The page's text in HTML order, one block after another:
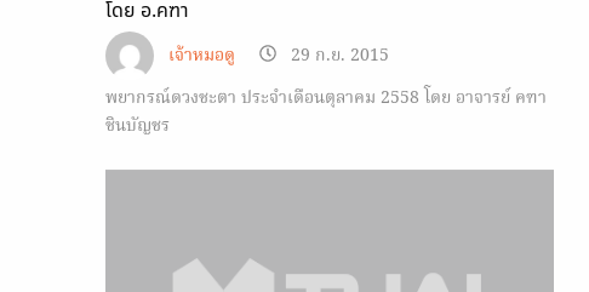
โดย อ.คฑา
เจ้าหมอดู
29 ก.ย. 2015
พยากรณ์ดวงชะตา ประจำเดือนตุลาคม 2558 โดย อาจารย์ คฑา
ชินบัญชร